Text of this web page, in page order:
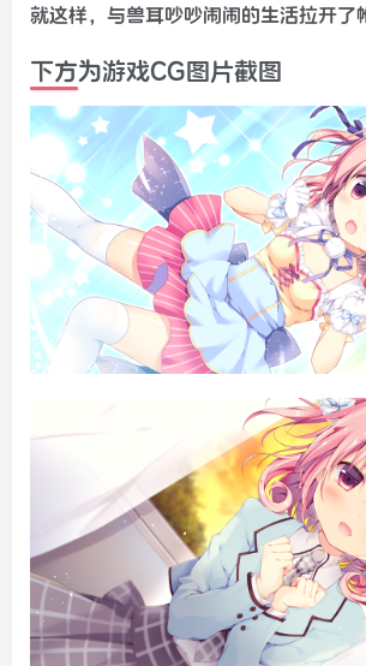
就这样，与兽耳吵吵闹闹的生活拉开了
下方为游戏CG图片截图